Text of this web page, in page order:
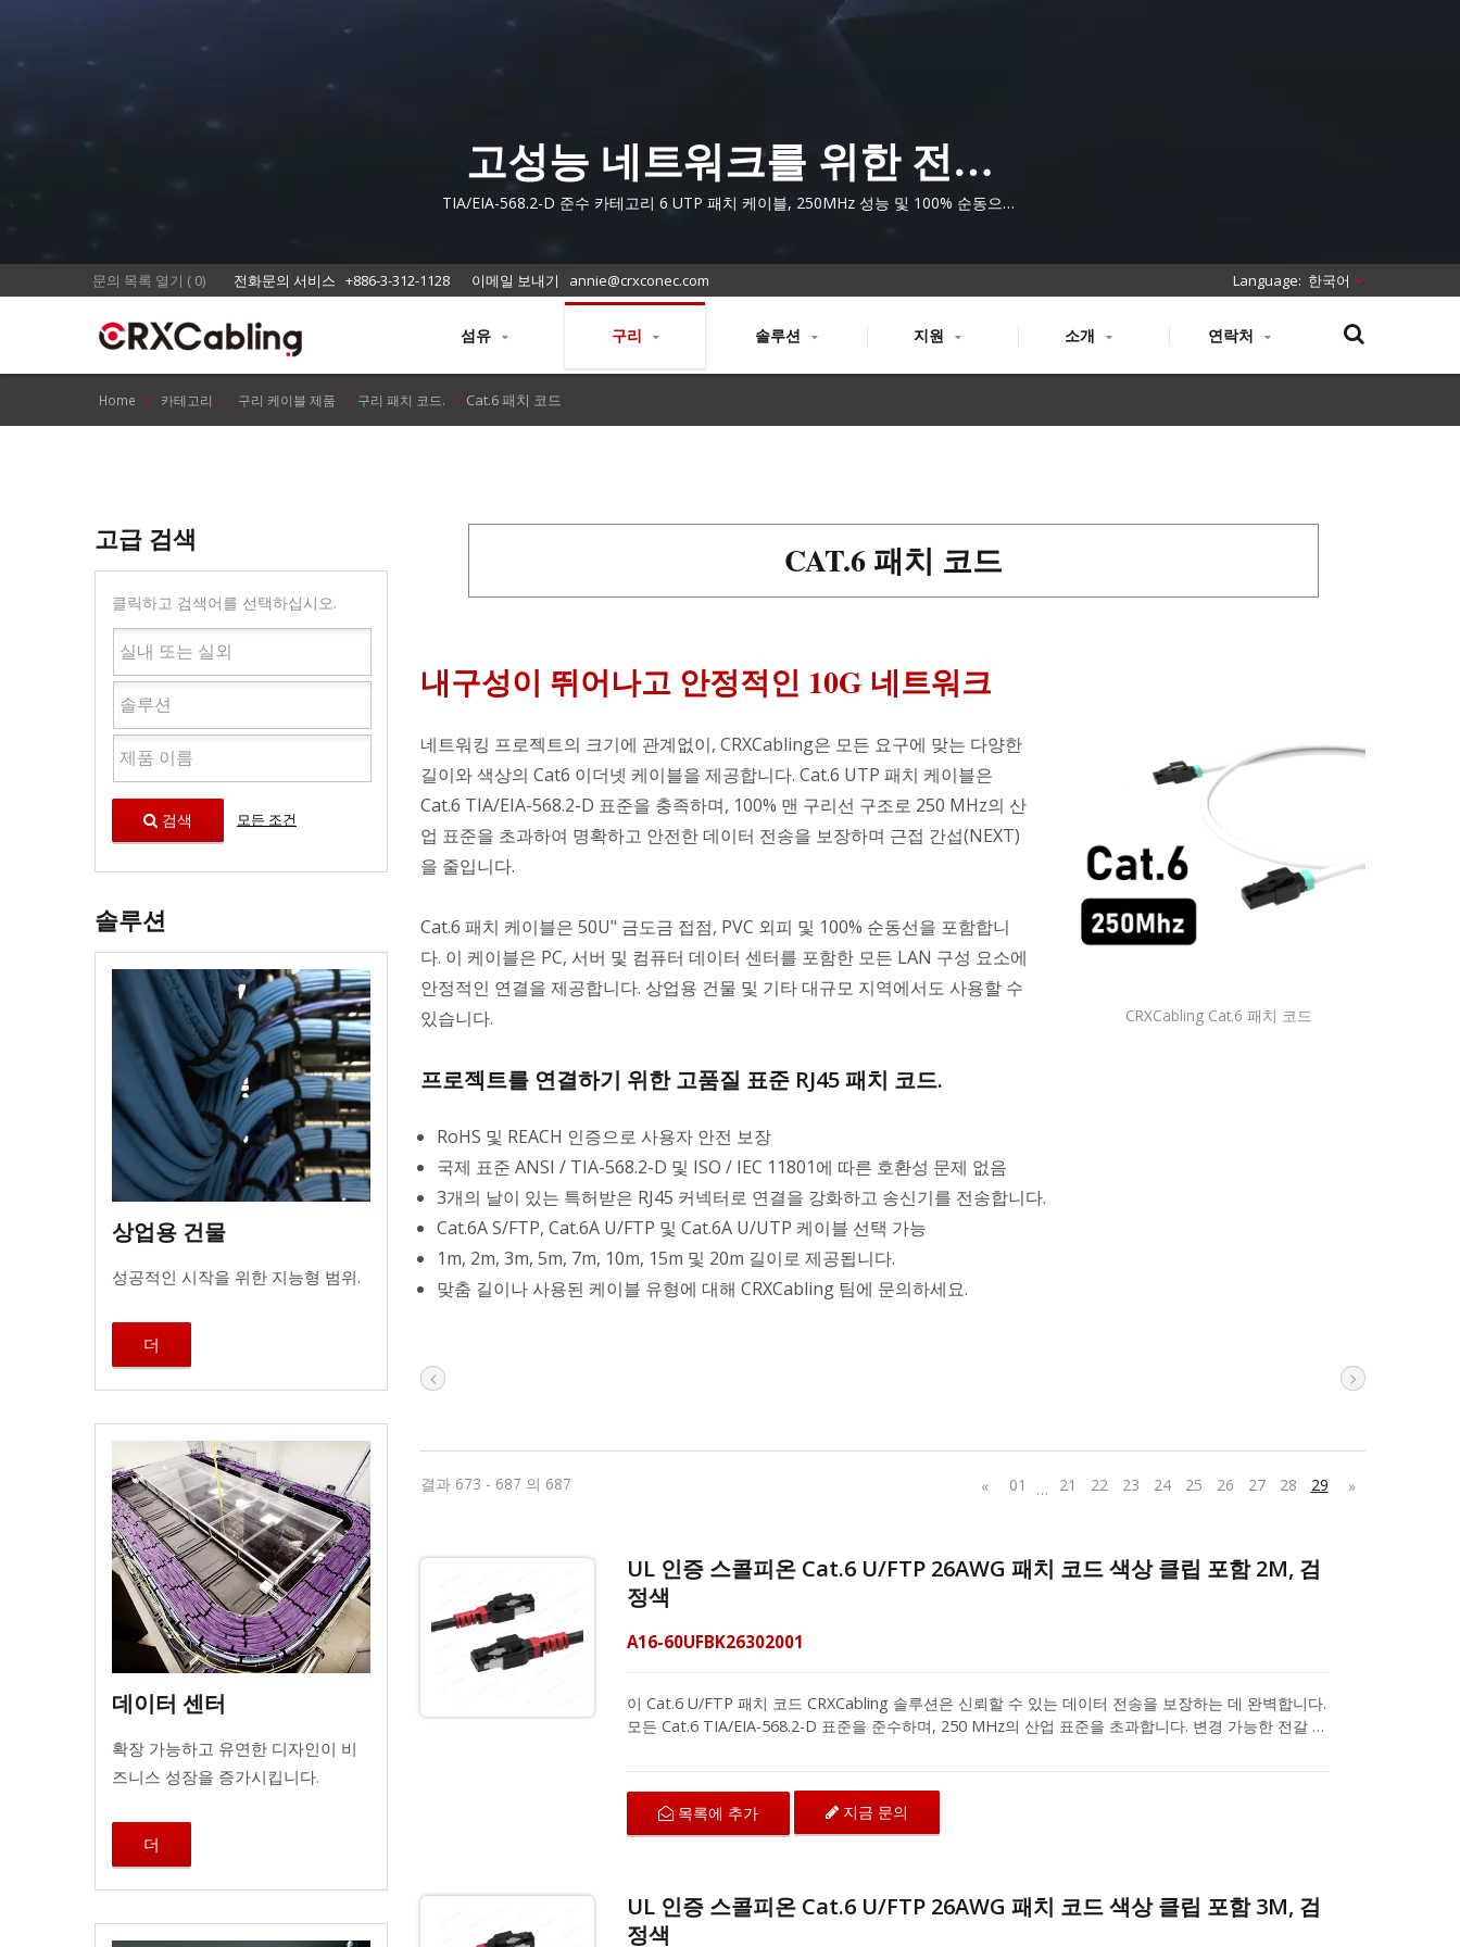
고성능 네트워크를 위한 전문
Cat.6 패치 코드 솔루션
TIA/EIA-568.2-D 준수 카테고리 6 UTP 패치 케이블, 250MHz 성능 및 100% 순동으로
문의 목록 열기 ( 0) 전화문의 서비스 +886-3-312-1128 이메일 보내기 annie@crxconec.com 한국어
섬유 구리 솔루션 지원 소개 연락처
Home 카테고리 구리 케이블 제품 구리 패치 코드. Cat.6 패치 코드
고급 검색
클릭하고 검색어를 선택하십시오.
검색 모든 조건
솔루션
상업용 건물
성공적인 시작을 위한 지능형 범위.
더
데이터 센터
확장 가능하고 유연한 디자인이 비
즈니스 성장을 증가시킵니다.
더
CAT.6 패치 코드
내구성이 뛰어나고 안정적인 10G 네트워크
CRXCabling Cat.6 패치 코드
네트워킹 프로젝트의 크기에 관계없이, CRXCabling은 모든 요구에 맞는 다양한
길이와 색상의 Cat6 이더넷 케이블을 제공합니다. Cat.6 UTP 패치 케이블은
Cat.6 TIA/EIA-568.2-D 표준을 충족하며, 100% 맨 구리선 구조로 250 MHz의 산
업 표준을 초과하여 명확하고 안전한 데이터 전송을 보장하며 근접 간섭(NEXT)
을 줄입니다.
Cat.6 패치 케이블은 50U" 금도금 접점, PVC 외피 및 100% 순동선을 포함합니
다. 이 케이블은 PC, 서버 및 컴퓨터 데이터 센터를 포함한 모든 LAN 구성 요소에
안정적인 연결을 제공합니다. 상업용 건물 및 기타 대규모 지역에서도 사용할 수
있습니다.
프로젝트를 연결하기 위한 고품질 표준 RJ45 패치 코드.
RoHS 및 REACH 인증으로 사용자 안전 보장
국제 표준 ANSI / TIA-568.2-D 및 ISO / IEC 11801에 따른 호환성 문제 없음
3개의 날이 있는 특허받은 RJ45 커넥터로 연결을 강화하고 송신기를 전송합니다.
Cat.6A S/FTP, Cat.6A U/FTP 및 Cat.6A U/UTP 케이블 선택 가능
1m, 2m, 3m, 5m, 7m, 10m, 15m 및 20m 길이로 제공됩니다.
맞춤 길이나 사용된 케이블 유형에 대해 CRXCabling 팀에 문의하세요.
결과 673 - 687 의 687 « 01 … 21 22 23 24 25 26 27 28 29 »
UL 인증 스콜피온 Cat.6 U/FTP 26AWG 패치 코드 색상 클립 포함 2M, 검
정색
A16-60UFBK26302001
이 Cat.6 U/FTP 패치 코드 CRXCabling 솔루션은 신뢰할 수 있는 데이터 전송을 보장하는 데 완벽합니다.
모든 Cat.6 TIA/EIA-568.2-D 표준을 준수하며, 250 MHz의 산업 표준을 초과합니다. 변경 가능한 전갈 색
색상을 제공합니다. 고품질 100% 순동선으로 제작된 이 디자인은 근접 간섭(NEXT) 수준을 최소화합니
다. 성형된 부츠는 설치 중 원치 않는 케이블 걸림을 방지합니다. 빠른 이더넷 및 기가비트 컴퓨터 네트워
크를 위해 대역폭 집약적인 음성, 데이터 또는 비디오 배포 애플리케이션에 사용되는 Cat.6 패치 코드입
니다. 케이블링 시리즈 솔루션 제공업체로서, 저희 Cat.6 비차폐 RJ45 키스톤(모델: A04-60UB4014)은
젝트에 대한 추가 정보를 얻기 위해 문의해 주십시오.
목록에 추가 지금 문의
UL 인증 스콜피온 Cat.6 U/FTP 26AWG 패치 코드 색상 클립 포함 3M, 검
정색